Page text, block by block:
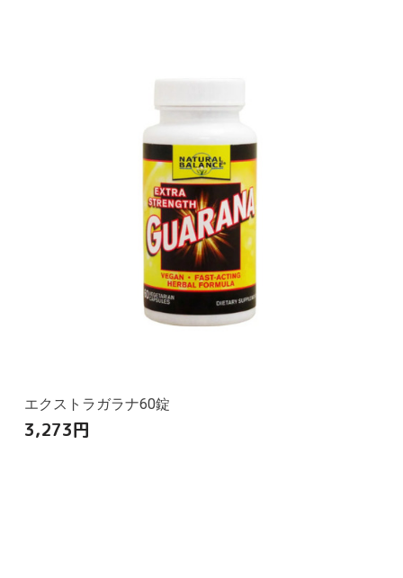
エクストラガラナ60錠
3,273円